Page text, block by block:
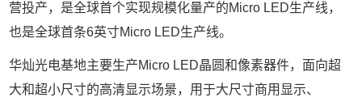
营投产，是全球首个实现规模化量产的Micro LED生产线，
也是全球首条6英寸Micro LED生产线。
华灿光电基地主要生产Micro LED晶圆和像素器件，面向超
大和超小尺寸的高清显示场景，用于大尺寸商用显示、